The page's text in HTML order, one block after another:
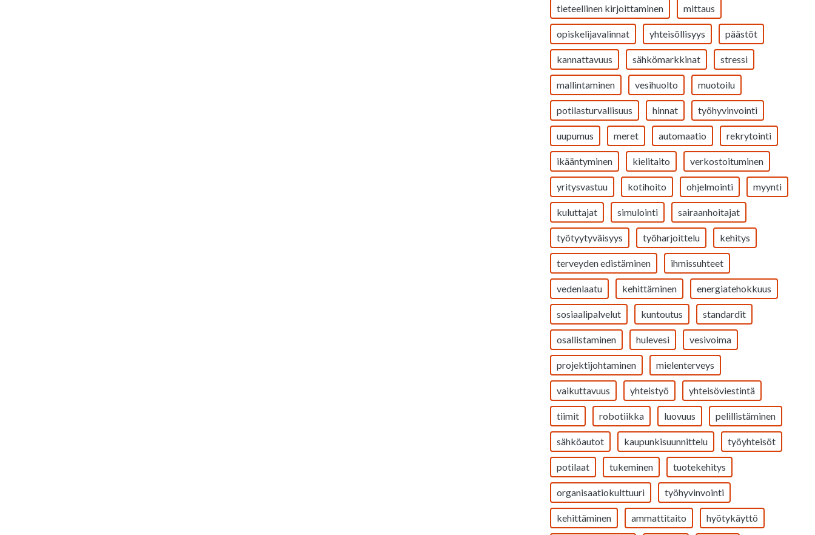
tieteellinen kirjoittaminen mittaus
opiskelijavalinnat yhteisöllisyys päästöt
kannattavuus sähkömarkkinat stressi
mallintaminen vesihuolto muotoilu
potilasturvallisuus hinnat työhyvinvointi
uupumus meret automaatio rekrytointi
ikääntyminen kielitaito verkostoituminen
yritysvastuu kotihoito ohjelmointi myynti
kuluttajat simulointi sairaanhoitajat
työtyytyväisyys työharjoittelu kehitys
terveyden edistäminen ihmissuhteet
vedenlaatu kehittäminen energiatehokkuus
sosiaalipalvelut kuntoutus standardit
osallistaminen hulevesi vesivoima
projektijohtaminen mielenterveys
vaikuttavuus yhteistyö yhteisöviestintä
tiimit robotiikka luovuus pelillistäminen
sähköautot kaupunkisuunnittelu työyhteisöt
potilaat tukeminen tuotekehitys
organisaatiokulttuuri työhyvinvointi
kehittäminen ammattitaito hyötykäyttö